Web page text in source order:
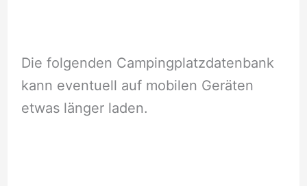
Die folgenden Campingplatzdatenbank
kann eventuell auf mobilen Geräten
etwas länger laden.